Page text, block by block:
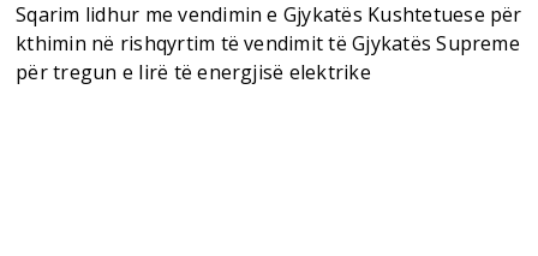
Sqarim lidhur me vendimin e Gjykatës Kushtetuese për
kthimin në rishqyrtim të vendimit të Gjykatës Supreme
për tregun e lirë të energjisë elektrike